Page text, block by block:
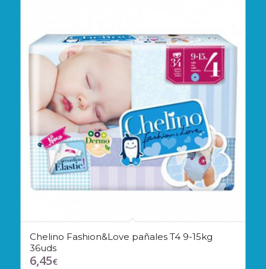
Chelino Fashion&Love pañales T4 9-15kg
36uds
6,45€